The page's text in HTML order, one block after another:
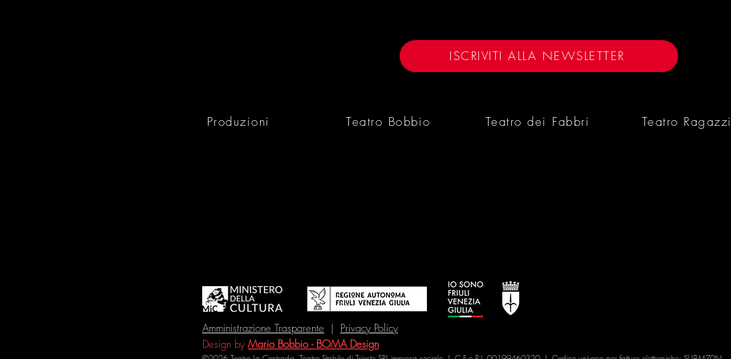
ISCRIVITI ALLA NEWSLETTER
Produzioni Teatro Bobbio Teatro dei Fabbri Teatro Ragazzi
Amministrazione Trasparente | Privacy Policy
Design by Mario Bobbio - BOMA Design